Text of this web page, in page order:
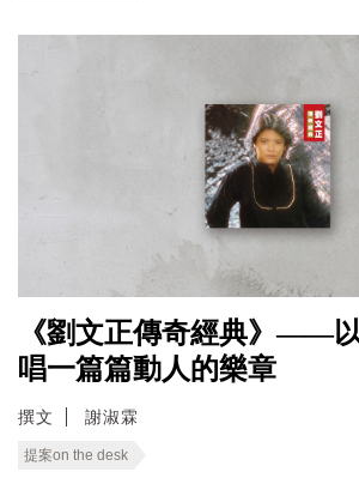
《劉文正傳奇經典》——
唱一篇篇動人的樂章
撰文 謝淑霖
提案on the desk